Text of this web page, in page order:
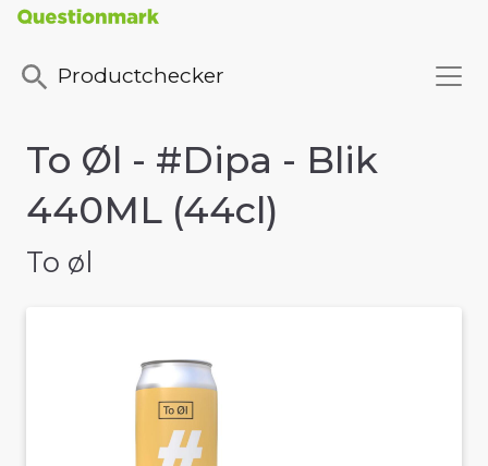
Productchecker
To Øl - #Dipa - Blik
440ML (44cl)
To øl